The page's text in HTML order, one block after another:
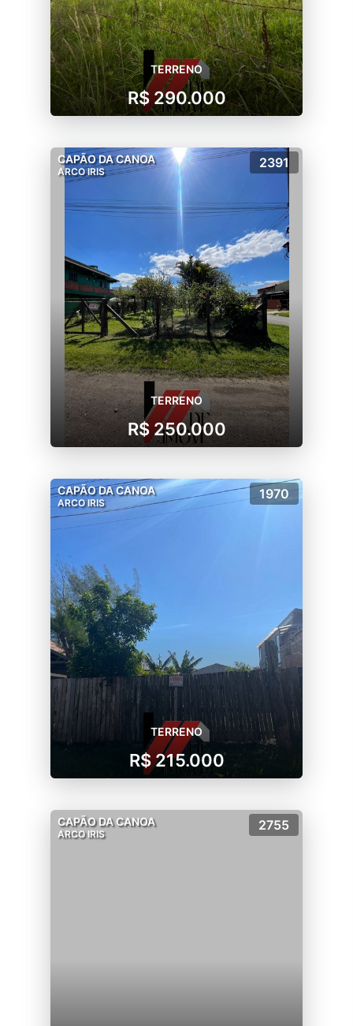
TERRENO
R$ 290.000
CAPÃO DA CANOA
ARCO IRIS
2391
TERRENO
R$ 250.000
CAPÃO DA CANOA
ARCO IRIS
1970
TERRENO
R$ 215.000
CAPÃO DA CANOA
ARCO IRIS
2755